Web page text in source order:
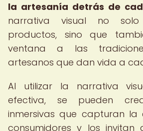
la artesanía detrás de
narrativa visual no
productos, sino que
ventana a las
artesanos que dan vida a
Al utilizar la narrativa
efectiva, se pueden
inmersivas que capturan la
consumidores y los invitan